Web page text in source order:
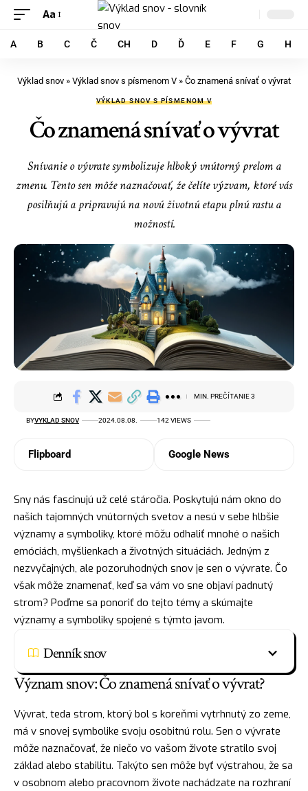
Aa
A B C Č CH D Ď E F G H
Výklad snov » Výklad snov s písmenom V » Čo znamená snívať o vývrat
VÝKLAD SNOV S PÍSMENOM V
Čo znamená snívať o vývrat
Snívanie o vývrate symbolizuje hlboký vnútorný prelom a
zmenu. Tento sen môže naznačovať, že čelíte výzvam, ktoré vás
posilňujú a pripravujú na novú životnú etapu plnú rastu a
možností.
BYVYKLAD SNOV 2024.08.08. 142 VIEWS
MIN. PREČÍTANIE 3
Flipboard Google News
Sny nás fascinujú už celé stáročia. Poskytujú nám okno do
našich tajomných vnútorných svetov a nesú v sebe hlbšie
významy a symboliky, ktoré môžu odhaliť mnohé o našich
emóciách, myšlienkach a životných situáciách. Jedným z
nezvyčajných, ale pozoruhodných snov je sen o vývrate. Čo
však môže znamenať, keď sa vám vo sne objaví padnutý
strom? Poďme sa ponoriť do tejto témy a skúmajte
významy a symboliky spojené s týmto javom.
Denník snov
Význam snov: Čo znamená snívať o vývrat?
Vývrat, teda strom, ktorý bol s koreňmi vytrhnutý zo zeme,
má v snovej symbolike svoju osobitnú rolu. Sen o vývrate
môže naznačovať, že niečo vo vašom živote stratilo svoj
základ alebo stabilitu. Takýto sen môže byť výstrahou, že sa
v osobnom alebo pracovnom živote nachádzate na rozhraní